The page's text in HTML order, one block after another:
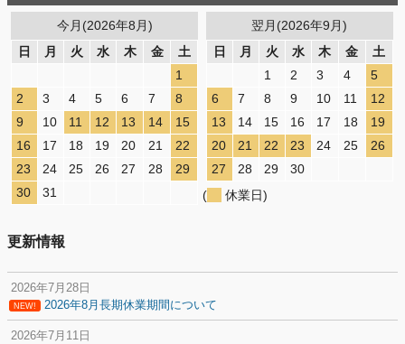
今月(2026年8月)
日
月 火 水 木 金
土
1
2
3 4 5 6 7
8
9
10 11 12 13 14
15
16
17 18 19 20 21
22
23
24 25 26 27 28
29
30
31
翌月(2026年9月)
日
月 火 水 木 金
土
1
2 3 4
5
6
7 8 9 10 11
12
13
14 15 16 17 18
19
20
21 22 23 24 25
26
27
28 29
30
(
休業日)
更新情報
2026年7月28日
NEW! 2026年8月長期休業期間について
2026年7月11日